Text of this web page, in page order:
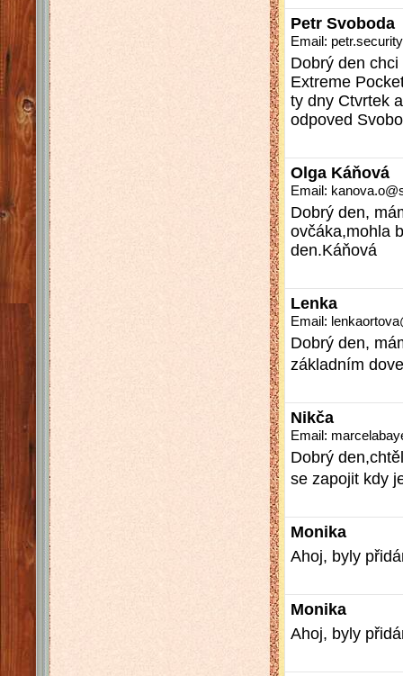
Petr Svoboda
Email:
Dobrý den
Extreme
ty dny Ctvrtek
odpoved
Olga Káňová
Email:
Dobrý den,
ovčáka,mohla
den.Káňová
Lenka
Email:
Dobrý den,
základním
Nikča
Email:
Dobrý
se zapojit kdy
Monika
Ahoj, byly
Monika
Ahoj, byly